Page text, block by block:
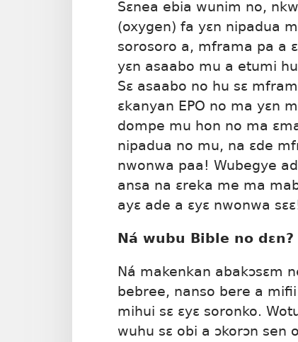
Sɛnea ebia wunim no,
(oxygen) fa yɛn nipadua
sorosoro a, mframa pa a
yɛn asaabo mu a etumi
Sɛ asaabo no hu sɛ
ɛkanyan EPO no ma yɛn
dompe mu hon no ma
nipadua no mu, na ɛde
nwonwa paa! Wubegye
ansa na ɛreka me ma
ayɛ ade a ɛyɛ nwonwa
Ná wubu Bible no dɛn?
Ná makenkan abakɔsɛm
bebree, nanso bere a
mihui sɛ ɛyɛ soronko.
wuhu sɛ obi a ɔkorɔn sen